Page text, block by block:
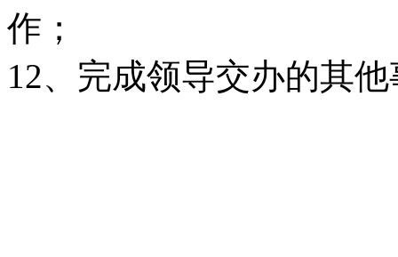
作；
12、完成领导交办的其